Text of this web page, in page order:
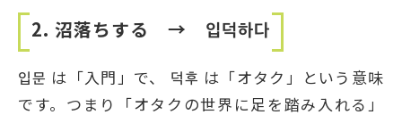
2. 沼落ちする → 입덕하다
입문 は「入門」で、 덕후 は「オタク」という意味
です。つまり「オタクの世界に足を踏み入れる」